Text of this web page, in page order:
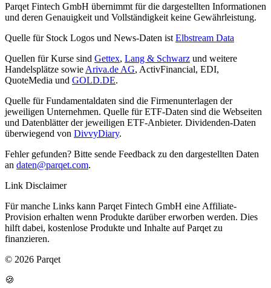
Parqet Fintech GmbH übernimmt für die dargestellten Informationen
und deren Genauigkeit und Vollständigkeit keine Gewährleistung.
Quelle für Stock Logos und News-Daten ist Elbstream Data
Quellen für Kurse sind Gettex, Lang & Schwarz und weitere
Handelsplätze sowie Ariva.de AG, ActivFinancial, EDI,
QuoteMedia und GOLD.DE.
Quelle für Fundamentaldaten sind die Firmenunterlagen der
jeweiligen Unternehmen. Quelle für ETF-Daten sind die Webseiten
und Datenblätter der jeweiligen ETF-Anbieter. Dividenden-Daten
überwiegend von DivvyDiary.
Fehler gefunden? Bitte sende Feedback zu den dargestellten Daten
an daten@parqet.com.
Link Disclaimer
Für manche Links kann Parqet Fintech GmbH eine Affiliate-
Provision erhalten wenn Produkte darüber erworben werden. Dies
hilft dabei, kostenlose Produkte und Inhalte auf Parqet zu
finanzieren.
© 2026 Parqet
🍪